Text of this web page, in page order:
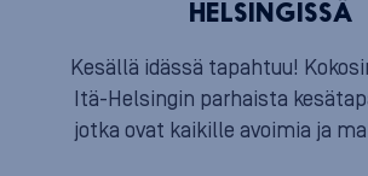
HELSINGISSÄ
Kesällä idässä tapahtuu!
Itä-Helsingin parhaista
jotka ovat kaikille avoimia ja